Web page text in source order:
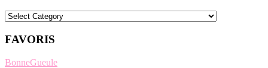
Categories
FAVORIS
BonneGueule